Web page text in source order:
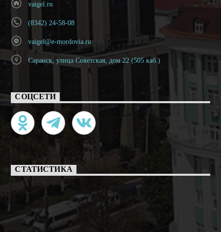
vaigel.ru
(8342) 24-58-08
vaigel@e-mordovia.ru
Саранск, улица Советская, дом 22 (505 каб.)
СОЦСЕТИ
СТАТИСТИКА